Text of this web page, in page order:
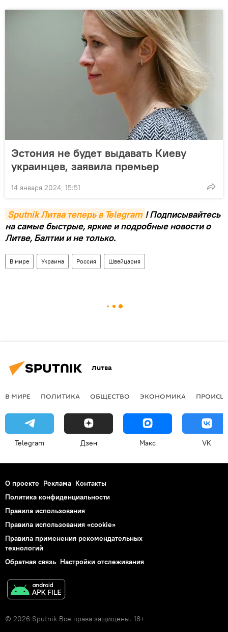
Эстония не будет выдавать Киеву
украинцев, заявила премьер
14 января 2024, 15:51
Sputnik Литва теперь в Telegram ! Подписывайтесь
на самые быстрые, яркие и подробные новости о
Литве, Балтии и не только.
В мире Украина Россия Швейцария
Литва
В МИРЕ ПОЛИТИКА ОБЩЕСТВО ЭКОНОМИКА
Telegram Дзен Макс VK
О проекте Реклама Контакты
Политика конфиденциальности
Правила использования
Правила использования «cookie»
Правила применения рекомендательных
технологий
Обратная связь Настройки отслеживания
© 2026 Sputnik Все права защищены. 18+